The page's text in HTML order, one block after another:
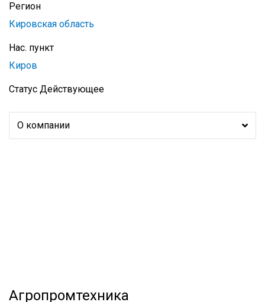
Регион
Кировская область
Нас. пункт
Киров
Статус Действующее
О компании
Агропромтехника